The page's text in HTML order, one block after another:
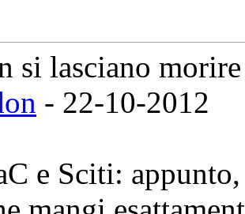
si lasciano
- 22-10-2012
e Sciti: